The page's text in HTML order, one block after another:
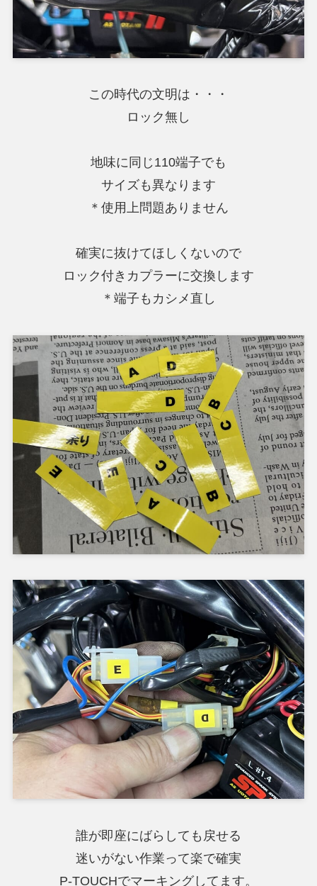
この時代の文明は・・・
ロック無し
地味に同じ110端子でも
サイズも異なります
＊使用上問題ありません
確実に抜けてほしくないので
ロック付きカプラーに交換します
＊端子もカシメ直し
誰が即座にばらしても戻せる
迷いがない作業って楽で確実
P-TOUCHでマーキングしてます。